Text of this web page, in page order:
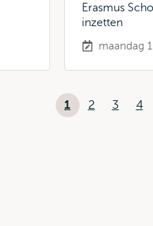
Erasmus
inzetten
maandag
Huidige
1
Pagina
2
Pagina
3 4